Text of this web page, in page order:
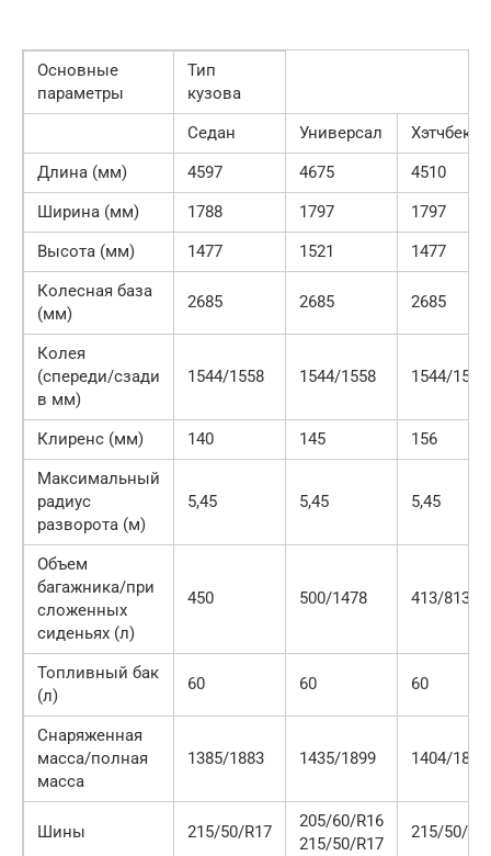
Основные
параметры
Тип
кузова
Седан
Универсал
Хэтчбек
Длина (мм)
4597 4675
4510
Ширина (мм)
1788 1797
1797
Высота (мм)
1477 1521
1477
Колесная база
(мм)
2685 2685 2685
Колея
(спереди/сзади
в мм)
1544/1558 1544/1558 1544/1558
Клиренс (мм) 140 145
156
Максимальный
радиус
разворота (м)
5,45 5,45 5,45
Объем
багажника/при
сложенных
сиденьях (л)
450 500/1478 413/813
Топливный бак
(л)
60 60 60
Снаряженная
масса/полная
масса
1385/1883 1435/1899 1404/1868
Шины 215/50/R17
205/60/R16
215/50/R17
215/50/